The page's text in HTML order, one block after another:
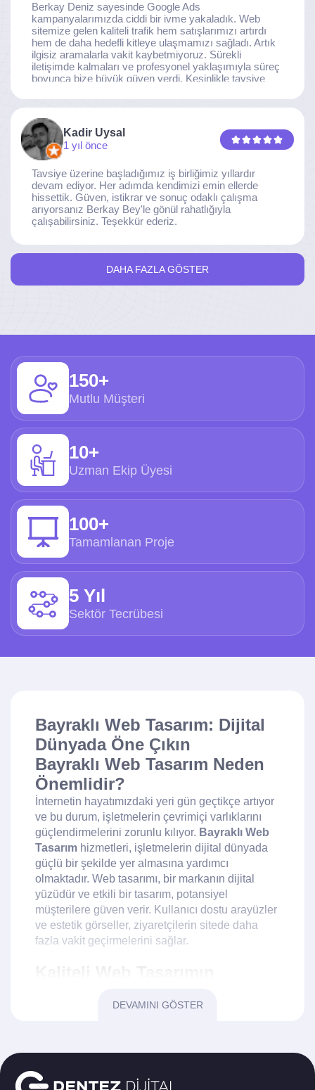
Berkay Deniz sayesinde Google Ads
kampanyalarımızda ciddi bir ivme yakaladık. Web
sitemize gelen kaliteli trafik hem satışlarımızı artırdı
hem de daha hedefli kitleye ulaşmamızı sağladı. Artık
ilgisiz aramalarla vakit kaybetmiyoruz. Sürekli
iletişimde kalmaları ve profesyonel yaklaşımıyla süreç
boyunca bize büyük güven verdi. Kesinlikle tavsiye
Kadir Uysal
1 yıl önce
Tavsiye üzerine başladığımız iş birliğimiz yıllardır
devam ediyor. Her adımda kendimizi emin ellerde
hissettik. Güven, istikrar ve sonuç odaklı çalışma
arıyorsanız Berkay Bey'le gönül rahatlığıyla
çalışabilirsiniz. Teşekkür ederiz.
DAHA FAZLA GÖSTER
150+
Mutlu Müşteri
10+
Uzman Ekip Üyesi
100+
Tamamlanan Proje
5 Yıl
Sektör Tecrübesi
Bayraklı Web Tasarım: Dijital
Dünyada Öne Çıkın
Bayraklı Web Tasarım Neden
Önemlidir?
İnternetin hayatımızdaki yeri gün geçtikçe artıyor
ve bu durum, işletmelerin çevrimiçi varlıklarını
güçlendirmelerini zorunlu kılıyor. Bayraklı Web
Tasarım hizmetleri, işletmelerin dijital dünyada
güçlü bir şekilde yer almasına yardımcı
olmaktadır. Web tasarımı, bir markanın dijital
yüzüdür ve etkili bir tasarım, potansiyel
müşterilere güven verir. Kullanıcı dostu arayüzler
ve estetik görseller, ziyaretçilerin sitede daha
fazla vakit geçirmelerini sağlar.
Bir web sitesinin başarılı olabilmesi için belirli
öneme sahiptir. Ziyaretçilerin büyük bir kısmı
mobil cihazları kullanarak sitelere erişmektedir.
İkinci olarak, hızlı yükleme süreleri
DEVAMINI GÖSTER